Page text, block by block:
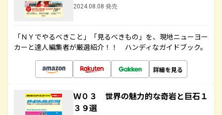
2024.08.08 発売
「ＮＹでやるべきこと」「見るべきもの」を、現地ニューヨー
カーと達人編集者が厳選紹介！！ ハンディなガイドブック。
詳細を見る
Ｗ０３ 世界の魅力的な奇岩と巨石１
３９選